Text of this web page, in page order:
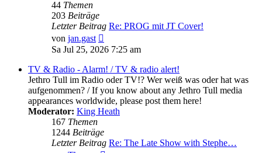
44 Themen
203 Beiträge
Letzter Beitrag Re: PROG mit JT Cover!
von jan.gast
Beitrag
Sa Jul 25, 2026 7:25 am
TV & Radio - Alarm! / TV & radio alert!
Jethro Tull im Radio oder TV!? Wer weiß was oder hat was
aufgenommen? / If you know about any Jethro Tull media
appearances worldwide, please post them here!
Moderator: King Heath
167 Themen
1244 Beiträge
Letzter Beitrag Re: The Late Show with Stephe…